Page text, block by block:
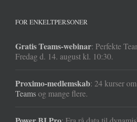
FOR ENKELTPERSONER
Gratis Teams-webinar: Perfekte
Fredag d. 14. august kl. 10:30.
Proximo-medlemskab: 24 kurser om
Teamsog mange flere.